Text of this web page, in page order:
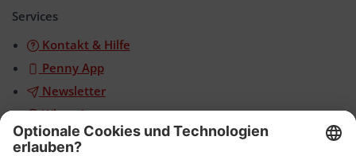
Services
Kontakt & Hilfe
Penny App
Newsletter
WhatsApp
App